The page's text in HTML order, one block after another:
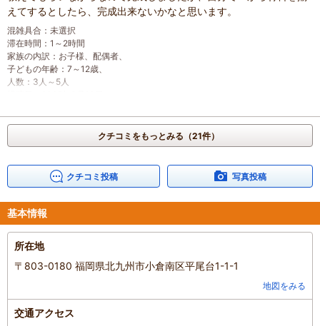
えてするとしたら、完成出来ないかなと思います。
混雑具合 ： 未選択
滞在時間 ： 1～2時間
家族の内訳 ： お子様、 配偶者、
子どもの年齢 ： 7～12歳、
人数 ： 3人～5人
クチコミをもっとみる（21件）
クチコミ投稿 写真投稿
基本情報
所在地
〒803-0180 福岡県北九州市小倉南区平尾台1-1-1
地図をみる
交通アクセス